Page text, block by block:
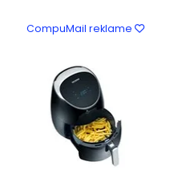
CompuMail reklame